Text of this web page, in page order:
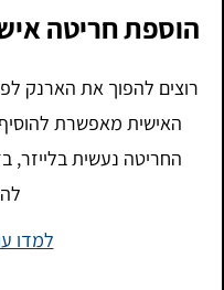
הוספת חריטה
רוצים להפוך את הארנק
האישית מאפשרת
למדו